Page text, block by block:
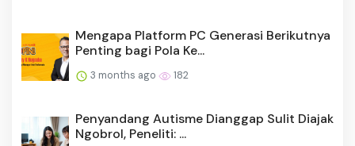
Mengapa Platform PC Generasi Berikutnya
Penting bagi Pola Ke...
3 months ago 182
Penyandang Autisme Dianggap Sulit Diajak
Ngobrol, Peneliti: ...